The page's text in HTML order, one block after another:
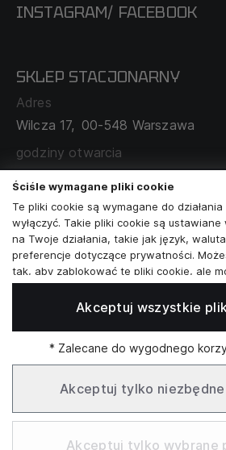
O NAS
MAPA SERWISU
ZAMÓWIENIA
WSPÓŁPRACA Z
INSTAGRAM/ FACEBOOK
SKLEP STACJONARNY
Adres
Wilcza 17, 00-548 Warszawa
godziny otwarcia
poniedziałek - sobota: 11:00 -
Skontaktuj się z nami
+48573581161
info@reytel.pl
Whatsapp
Infolinia: Pn–Pt 09:00–17:00
Ściśle wymagane pliki cookie
Te pliki cookie są wymagane do
wyłączyć. Takie pliki cookie są ustawiane
na Twoje działania, takie jak język,
preferencje dotyczące prywatności.
tak, aby zablokować te pliki cookie, ale
sposób działania naszej witryny.
Analizy i statystyki
Marketing i retargeting
Te pliki cookie są zwykle ustawiane
marketingowych i reklamowych. Mogą
wykorzystywane do tworzenia profilu
następnie wyświetlania odpowiednich
Akceptuj wszystkie
* Zalecane do wygodnego
Akceptuj tylko
Akceptuj tylko wybrane